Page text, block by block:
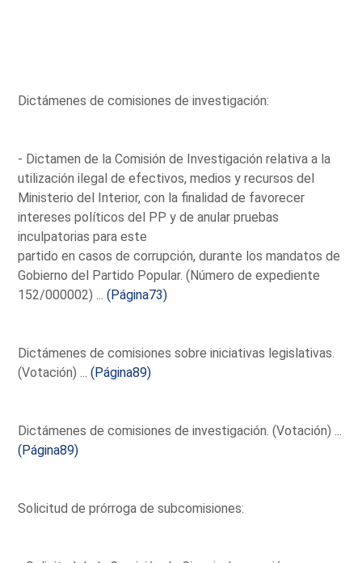
Dictámenes de comisiones de investigación:
- Dictamen de la Comisión de Investigación relativa a la
utilización ilegal de efectivos, medios y recursos del
Ministerio del Interior, con la finalidad de favorecer
intereses políticos del PP y de anular pruebas
inculpatorias para este
partido en casos de corrupción, durante los mandatos de
Gobierno del Partido Popular. (Número de expediente
152/000002) ...(Página73)
Dictámenes de comisiones sobre iniciativas legislativas.
(Votación) ...(Página89)
Dictámenes de comisiones de investigación. (Votación) ...
(Página89)
Solicitud de prórroga de subcomisiones: